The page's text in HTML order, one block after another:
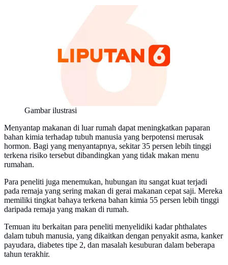
Gambar ilustrasi
Menyantap makanan di luar rumah dapat meningkatkan paparan
bahan kimia terhadap tubuh manusia yang berpotensi merusak
hormon. Bagi yang menyantapnya, sekitar 35 persen lebih tinggi
terkena risiko tersebut dibandingkan yang tidak makan menu
rumahan.
Para peneliti juga menemukan, hubungan itu sangat kuat terjadi
pada remaja yang sering makan di gerai makanan cepat saji. Mereka
memiliki tingkat bahaya terkena bahan kimia 55 persen lebih tinggi
daripada remaja yang makan di rumah.
Temuan itu berkaitan para peneliti menyelidiki kadar phthalates
dalam tubuh manusia, yang dikaitkan dengan penyakit asma, kanker
payudara, diabetes tipe 2, dan masalah kesuburan dalam beberapa
tahun terakhir.